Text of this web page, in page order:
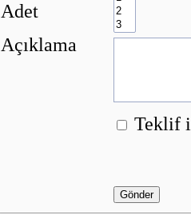
Adet
Açıklama
Teklif